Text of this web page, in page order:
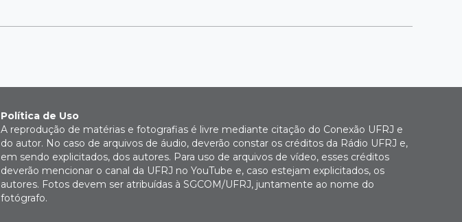
Política de Uso
A reprodução de matérias e fotografias é livre mediante citação do Conexão UFRJ e
do autor. No caso de arquivos de áudio, deverão constar os créditos da Rádio UFRJ e,
em sendo explicitados, dos autores. Para uso de arquivos de vídeo, esses créditos
deverão mencionar o canal da UFRJ no YouTube e, caso estejam explicitados, os
autores. Fotos devem ser atribuídas à SGCOM/UFRJ, juntamente ao nome do
fotógrafo.